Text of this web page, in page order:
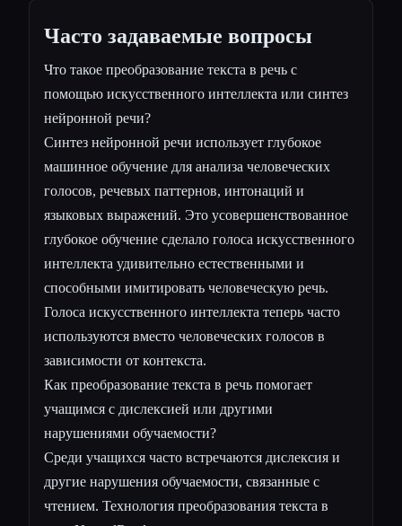
Часто задаваемые вопросы
Что такое преобразование текста в речь с
помощью искусственного интеллекта или синтез
нейронной речи?
Синтез нейронной речи использует глубокое
машинное обучение для анализа человеческих
голосов, речевых паттернов, интонаций и
языковых выражений. Это усовершенствованное
глубокое обучение сделало голоса искусственного
интеллекта удивительно естественными и
способными имитировать человеческую речь.
Голоса искусственного интеллекта теперь часто
используются вместо человеческих голосов в
зависимости от контекста.
Как преобразование текста в речь помогает
учащимся с дислексией или другими
нарушениями обучаемости?
Среди учащихся часто встречаются дислексия и
другие нарушения обучаемости, связанные с
чтением. Технология преобразования текста в